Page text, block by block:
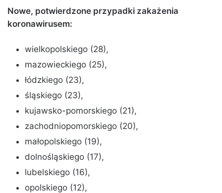
Nowe, potwierdzone przypadki zakażenia
koronawirusem:
wielkopolskiego (28),
mazowieckiego (25),
łódzkiego (23),
śląskiego (23),
kujawsko-pomorskiego (21),
zachodniopomorskiego (20),
małopolskiego (19),
dolnośląskiego (17),
lubelskiego (16),
opolskiego (12),